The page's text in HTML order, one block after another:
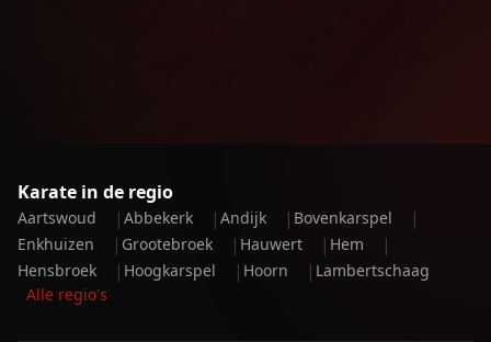
Karate in de regio
Aartswoud | Abbekerk | Andijk | Bovenkarspel |
Enkhuizen | Grootebroek | Hauwert | Hem |
Hensbroek | Hoogkarspel | Hoorn | Lambertschaag
Alle regio's